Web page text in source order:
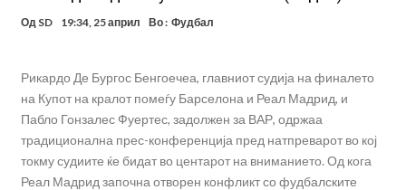
вреден 69 милиони евра!
Кој го убеди Родри да ја избере Барселона?
Реал потроши повеќе од 200 милиони евра, но не го затвора
паричникот – ќе има уште засилувања!
После распродажба, време е Њукасл да ја отвори касата, дали
има 100.000.000 евра за да ги задоволи Германците?
Од SD 19:34, 25 април Во : Фудбал
Рикардо Де Бургос Бенгоечеа, главниот судија на финалето
на Купот на кралот помеѓу Барселона и Реал Мадрид, и
Пабло Гонзалес Фуертес, задолжен за ВАР, одржаа
традиционална прес-конференција пред натпреварот во кој
токму судиите ќе бидат во центарот на вниманието. Од кога
Реал Мадрид започна отворен конфликт со фудбалските